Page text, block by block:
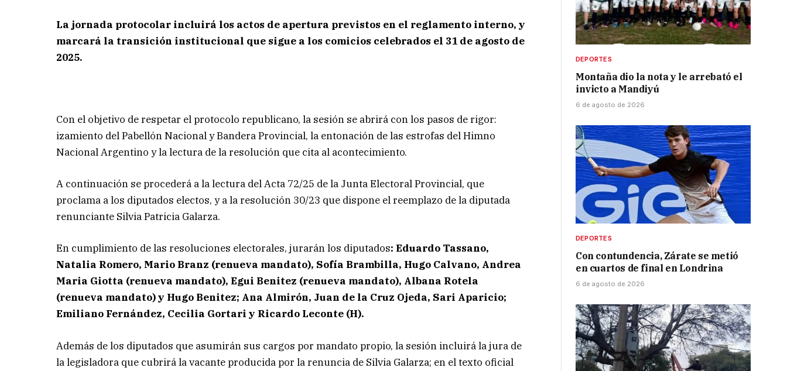
La jornada protocolar incluirá los actos de apertura previstos en el reglamento interno, y
marcará la transición institucional que sigue a los comicios celebrados el 31 de agosto de
2025.
Con el objetivo de respetar el protocolo republicano, la sesión se abrirá con los pasos de rigor:
izamiento del Pabellón Nacional y Bandera Provincial, la entonación de las estrofas del Himno
Nacional Argentino y la lectura de la resolución que cita al acontecimiento.
A continuación se procederá a la lectura del Acta 72/25 de la Junta Electoral Provincial, que
proclama a los diputados electos, y a la resolución 30/23 que dispone el reemplazo de la diputada
renunciante Silvia Patricia Galarza.
En cumplimiento de las resoluciones electorales, jurarán los diputados: Eduardo Tassano,
Natalia Romero, Mario Branz (renueva mandato), Sofía Brambilla, Hugo Calvano, Andrea
Maria Giotta (renueva mandato), Egui Benitez (renueva mandato), Albana Rotela
(renueva mandato) y Hugo Benitez; Ana Almirón, Juan de la Cruz Ojeda, Sari Aparicio;
Emiliano Fernández, Cecilia Gortari y Ricardo Leconte (H).
Además de los diputados que asumirán sus cargos por mandato propio, la sesión incluirá la jura de
la legisladora que cubrirá la vacante producida por la renuncia de Silvia Galarza; en el texto oficial
DEPORTES
Montaña dio la nota y le arrebató el
invicto a Mandiyú
6 de agosto de 2026
DEPORTES
Con contundencia, Zárate se metió
en cuartos de final en Londrina
6 de agosto de 2026